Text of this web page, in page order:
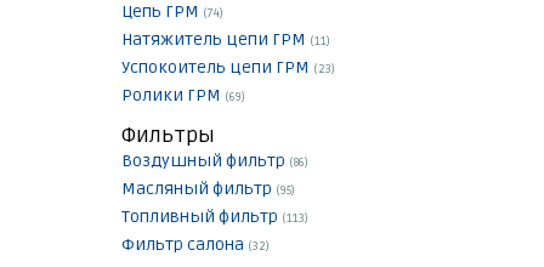
Цепь ГРМ (74)
Натяжитель цепи ГРМ (11)
Успокоитель цепи ГРМ (23)
Ролики ГРМ (69)
Фильтры
Воздушный фильтр (86)
Масляный фильтр (95)
Топливный фильтр (113)
Фильтр салона (32)